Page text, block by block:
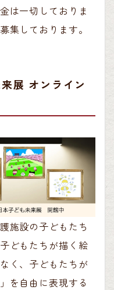
は一切しておりま
集しております。
展 オンライン
施設の子どもたち
どもたちが描く絵
く、子どもたちが
を自由に表現する